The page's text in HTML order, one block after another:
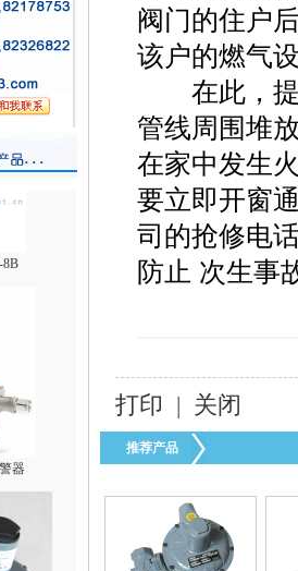
调压阀
器
阀门的住户
该户的燃气
在此，提
管线周围堆
在家中发生
要立即开窗
司的抢修电
防止 次生事
打印 | 关闭
推荐产品